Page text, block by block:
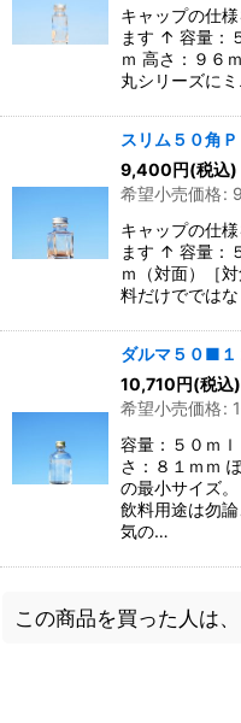
キャップの仕
ます ↑ 容量：
ｍ 高さ：９６
丸シリーズに
スリム５０角
9,400円(税込)
希望小売価格:
キャップの仕
ます ↑ 容量：
ｍ（対面）［
料だけででは
ダルマ５０■
10,710円(税込)
希望小売価格:
容量：５０ｍ
さ：８１ｍｍ
の最小サイズ
飲料用途は勿
気の…
この商品を買った人は